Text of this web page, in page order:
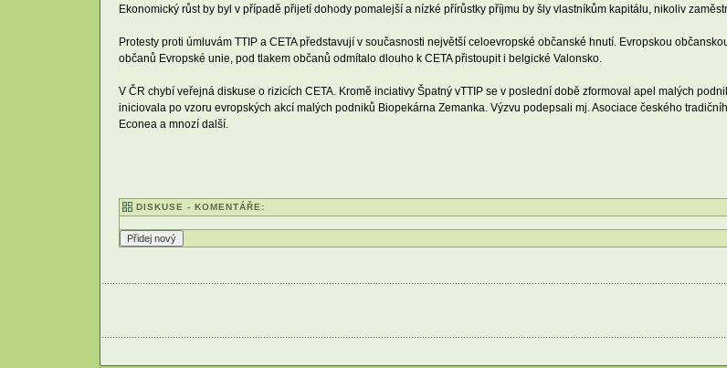
Ekonomický růst by byl v případě přijetí dohody pomalejší a nízké přírůstky příjmu by šly vlastníkům kapitálu, nikoliv
Protesty proti úmluvám TTIP a CETA představují v současnosti největší celoevropské občanské hnutí. Evropskou
občanů Evropské unie, pod tlakem občanů odmítalo dlouho k CETA přistoupit i belgické Valonsko.
V ČR chybí veřejná diskuse o rizicích CETA. Kromě inciativy Špatný vTTIP se v poslední době zformoval apel malých
iniciovala po vzoru evropských akcí malých podniků Biopekárna Zemanka. Výzvu podepsali mj. Asociace českého
Econea a mnozí další.
DISKUSE - KOMENTÁŘE: